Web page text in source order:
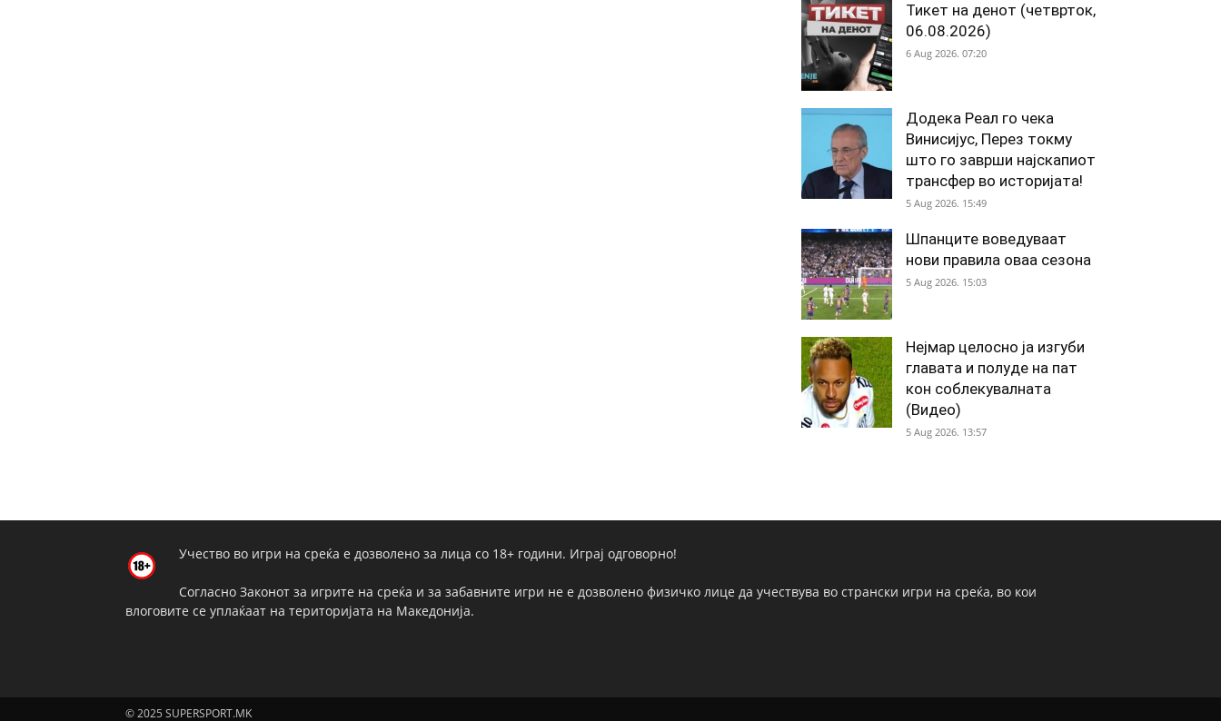
Тикет на денот (четврток,
06.08.2026)
6 Aug 2026. 07:20
Додека Реал го чека
Винисијус, Перез токму
што го заврши најскапиот
трансфер во историјата!
5 Aug 2026. 15:49
Шпанците воведуваат
нови правила оваа сезона
5 Aug 2026. 15:03
Нејмар целосно ја изгуби
главата и полуде на пат
кон соблекувалната
(Видео)
5 Aug 2026. 13:57
Учество во игри на среќа е дозволено за лица со 18+ години. Играј одговорно!
Согласно Законот за игрите на среќа и за забавните игри не е дозволено физичко лице да учествува во странски игри на среќа, во кои
влоговите се уплаќаат на територијата на Македонија.
© 2025 SUPERSPORT.MK